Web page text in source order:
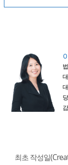
최초 작성일